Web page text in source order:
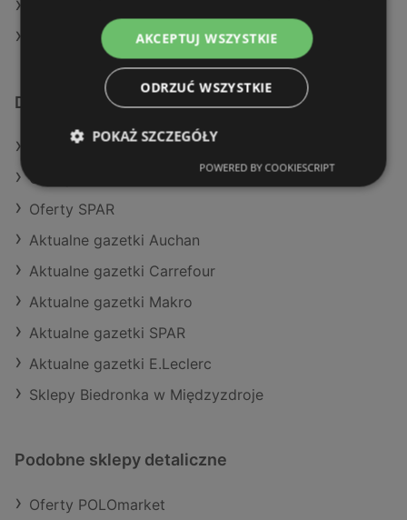
Biedronka w Stary Sącz
Dodatkowe łącza
Oferty Biedronka
Oferty Aldi
Oferty SPAR
Aktualne gazetki Auchan
Aktualne gazetki Carrefour
Aktualne gazetki Makro
Aktualne gazetki SPAR
Aktualne gazetki E.Leclerc
Sklepy Biedronka w Międzyzdroje
Podobne sklepy detaliczne
Oferty POLOmarket
AKCEPTUJ WSZYSTKIE
ODRZUĆ WSZYSTKIE
POKAŻ SZCZEGÓŁY
POWERED BY COOKIESCRIPT